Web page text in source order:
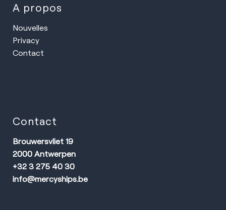
A propos
Nouvelles
Privacy
Contact
Contact
Brouwersvliet 19
2000 Antwerpen
+32 3 275 40 30
info@mercyships.be